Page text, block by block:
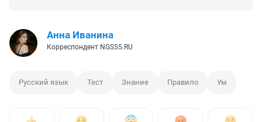
Анна Иванина
Корреспондент NGS55.RU
Русский язык Тест Знание Правило Ум